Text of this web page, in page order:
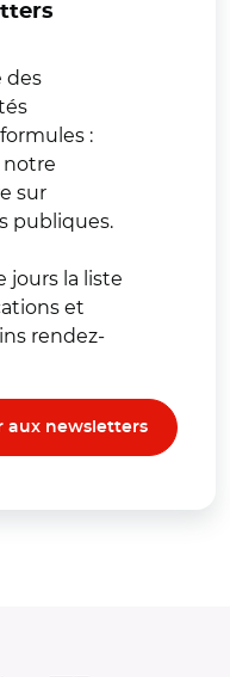
des
:
sur
publiques.
jours la liste
et
rendez-
aux newsletters